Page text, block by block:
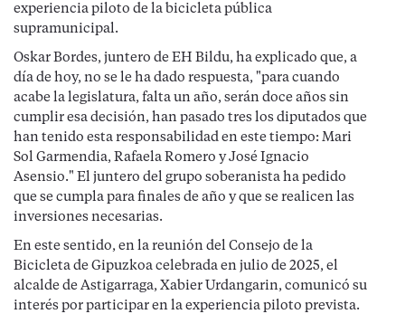
experiencia piloto de la bicicleta pública
supramunicipal.
Oskar Bordes, juntero de EH Bildu, ha explicado que, a
día de hoy, no se le ha dado respuesta, "para cuando
acabe la legislatura, falta un año, serán doce años sin
cumplir esa decisión, han pasado tres los diputados que
han tenido esta responsabilidad en este tiempo: Mari
Sol Garmendia, Rafaela Romero y José Ignacio
Asensio." El juntero del grupo soberanista ha pedido
que se cumpla para finales de año y que se realicen las
inversiones necesarias.
En este sentido, en la reunión del Consejo de la
Bicicleta de Gipuzkoa celebrada en julio de 2025, el
alcalde de Astigarraga, Xabier Urdangarin, comunicó su
interés por participar en la experiencia piloto prevista.